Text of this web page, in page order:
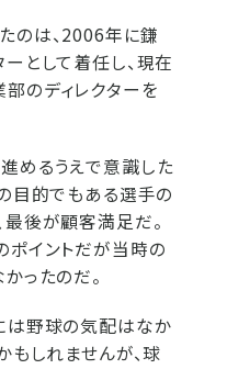
のは、2006年に鎌
として着任し、現在
のディレクターを
めるうえで意識した
目的でもある選手の
後が顧客満足だ。
ポイントだが当時の
ったのだ。
は野球の気配はなか
もしれませんが、球